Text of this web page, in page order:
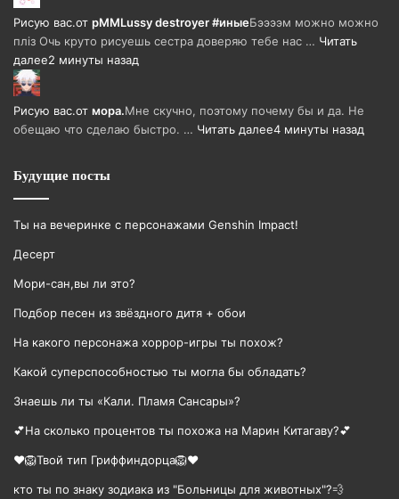
Рисую вас.от pMMLussy destroyer #иныеБээээм можно можно
пліз Очь круто рисуешь сестра доверяю тебе нас … Читать
далее2 минуты назад
Рисую вас.от мора.Мне скучно, поэтому почему бы и да. Не
обещаю что сделаю быстро. … Читать далее4 минуты назад
Будущие посты
Ты на вечеринке с персонажами Genshin Impact!
Десерт
Мори-сан,вы ли это?
Подбор песен из звёздного дитя + обои
На какого персонажа хоррор-игры ты похож?
Какой суперспособностью ты могла бы обладать?
Знаешь ли ты «Кали. Пламя Сансары»?
💕На сколько процентов ты похожа на Марин Китагаву?💕
❤️🦁Твой тип Гриффиндорца🦁❤️
кто ты по знаку зодиака из "Больницы для животных"?💨